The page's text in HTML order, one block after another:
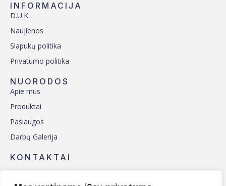
INFORMACIJA
D.U.K
Naujienos
Slapukų politika
Privatumo politika
NUORODOS
Apie mus
Produktai
Paslaugos
Darbų Galerija
KONTAKTAI